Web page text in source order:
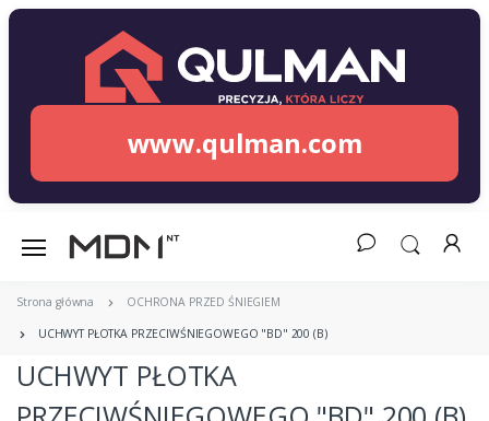
www.qulman.com
Strona główna OCHRONA PRZED ŚNIEGIEM
UCHWYT PŁOTKA PRZECIWŚNIEGOWEGO "BD" 200 (B)
UCHWYT PŁOTKA